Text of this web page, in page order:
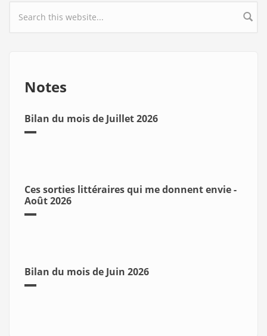
Search form
Notes
Bilan du mois de Juillet 2026
Ces sorties littéraires qui me donnent envie -
Août 2026
Bilan du mois de Juin 2026